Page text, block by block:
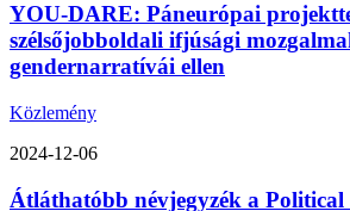
YOU-DARE: Páneurópai
szélsőjobboldali ifjúsági
gendernarratívái ellen
Közlemény
2024-12-06
Átláthatóbb névjegyzék a Political